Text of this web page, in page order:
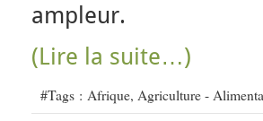
ampleur.
(Lire la suite…)
#Tags : Afrique, Agriculture -